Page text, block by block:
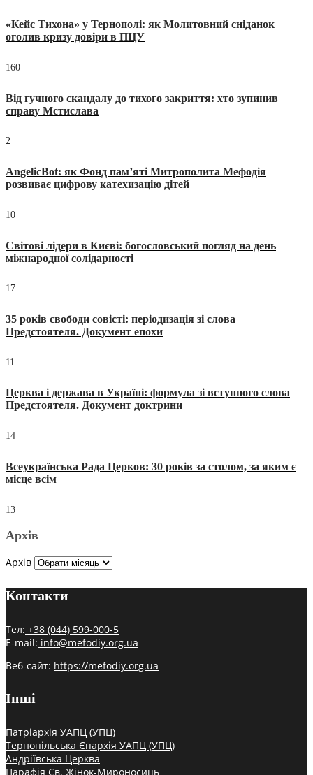
«Кейс Тихона» у Тернополі: як Молитовний сніданок
оголив кризу довіри в ПЦУ
160
Від гучного скандалу до тихого закриття: хто зупинив
справу Мстислава
2
AngelicBot: як Фонд пам’яті Митрополита Мефодія
розвиває цифрову катехизацію дітей
10
Світові лідери в Києві: богословський погляд на день
міжнародної солідарності
17
35 років свободи совісті: періодизація зі слова
Предстоятеля. Документ епохи
11
Церква і держава в Україні: формула зі вступного слова
Предстоятеля. Документ доктрини
14
Всеукраїнська Рада Церков: 30 років за столом, за яким є
місце всім
13
Архів
Архів
Контакти
Тел: +38 (044) 599-000-5
E-mail: info@mefodiy.org.ua
Веб-сайт: https://mefodiy.org.ua
Інші
Патріархія УАПЦ (УПЦ)
Тернопільська Єпархія УАПЦ (УПЦ)
Андріївська Церква
Парафія Св. Жінок-Мироносиць